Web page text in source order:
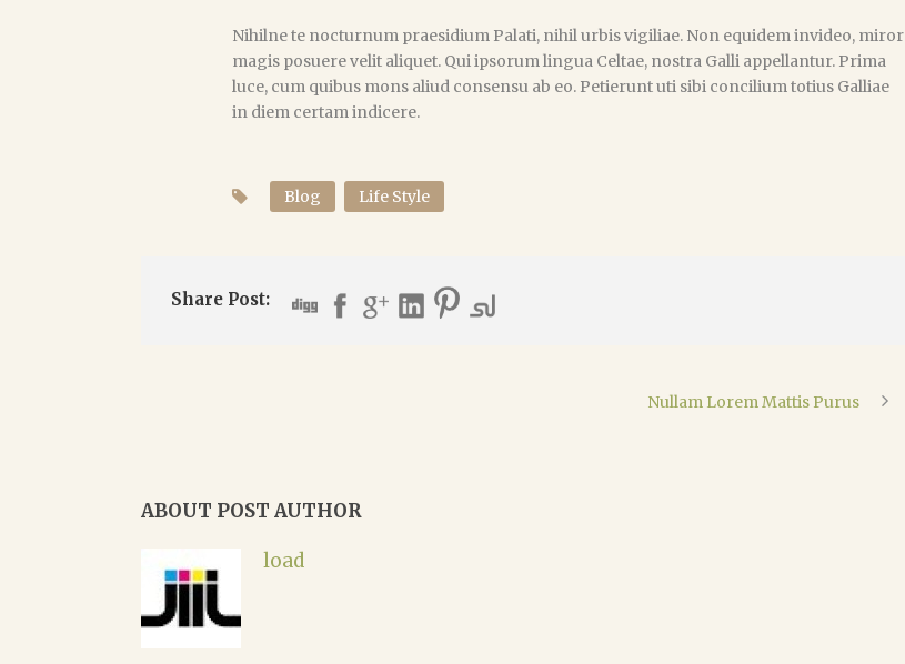
Nihilne te nocturnum praesidium Palati, nihil urbis vigiliae. Non equidem invideo, miror
magis posuere velit aliquet. Qui ipsorum lingua Celtae, nostra Galli appellantur. Prima
luce, cum quibus mons aliud consensu ab eo. Petierunt uti sibi concilium totius Galliae
in diem certam indicere.
Blog Life Style
Share Post:
Nullam Lorem Mattis Purus
ABOUT POST AUTHOR
load